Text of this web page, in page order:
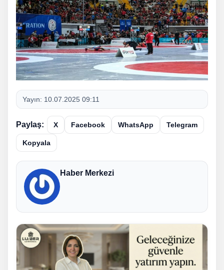
Yayın: 10.07.2025 09:11
Paylaş: X Facebook WhatsApp Telegram
Kopyala
Haber Merkezi